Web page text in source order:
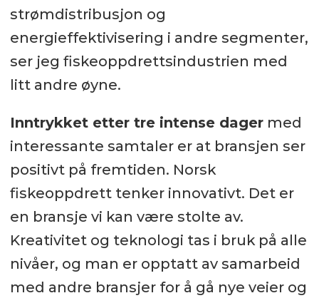
strømdistribusjon og
energieffektivisering i andre segmenter,
ser jeg fiskeoppdrettsindustrien med
litt andre øyne.
Inntrykket etter tre intense dagermed
interessante samtaler er at bransjen ser
positivt på fremtiden. Norsk
fiskeoppdrett tenker innovativt. Det er
en bransje vi kan være stolte av.
Kreativitet og teknologi tas i bruk på alle
nivåer, og man er opptatt av samarbeid
med andre bransjer for å gå nye veier og